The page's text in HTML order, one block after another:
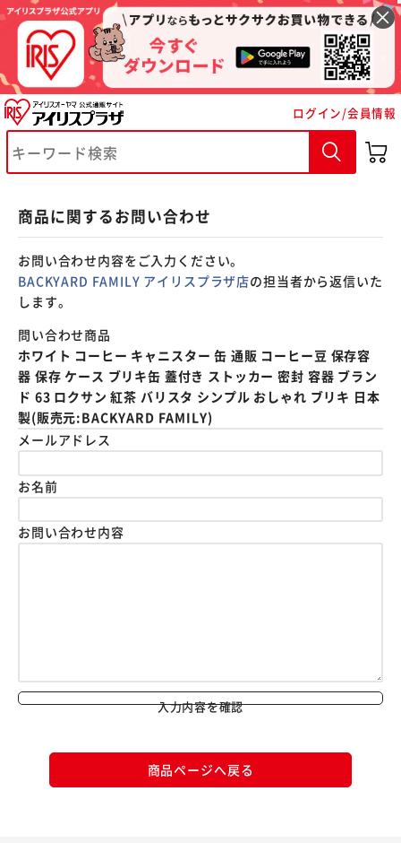
ログイン/会員情報
商品に関するお問い合わせ
お問い合わせ内容をご入力ください。
BACKYARD FAMILY アイリスプラザ店の担当者から返信いた
します。
問い合わせ商品
ホワイト コーヒー キャニスター 缶 通販 コーヒー豆 保存容
器 保存 ケース ブリキ缶 蓋付き ストッカー 密封 容器 ブラン
ド 63 ロクサン 紅茶 バリスタ シンプル おしゃれ ブリキ 日本
製(販売元:BACKYARD FAMILY)
メールアドレス
お名前
お問い合わせ内容
入力内容を確認
商品ページへ戻る
※ご確認ください
カートに入れる